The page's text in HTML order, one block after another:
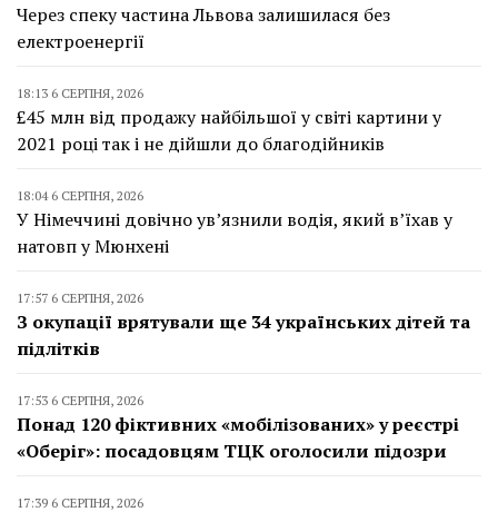
Через спеку частина Львова залишилася без
електроенергії
18:13 6 СЕРПНЯ, 2026
£45 млн від продажу найбільшої у світі картини у
2021 році так і не дійшли до благодійників
18:04 6 СЕРПНЯ, 2026
У Німеччині довічно ув’язнили водія, який в’їхав у
натовп у Мюнхені
17:57 6 СЕРПНЯ, 2026
З окупації врятували ще 34 українських дітей та
підлітків
17:53 6 СЕРПНЯ, 2026
Понад 120 фіктивних «мобілізованих» у реєстрі
«Оберіг»: посадовцям ТЦК оголосили підозри
17:39 6 СЕРПНЯ, 2026